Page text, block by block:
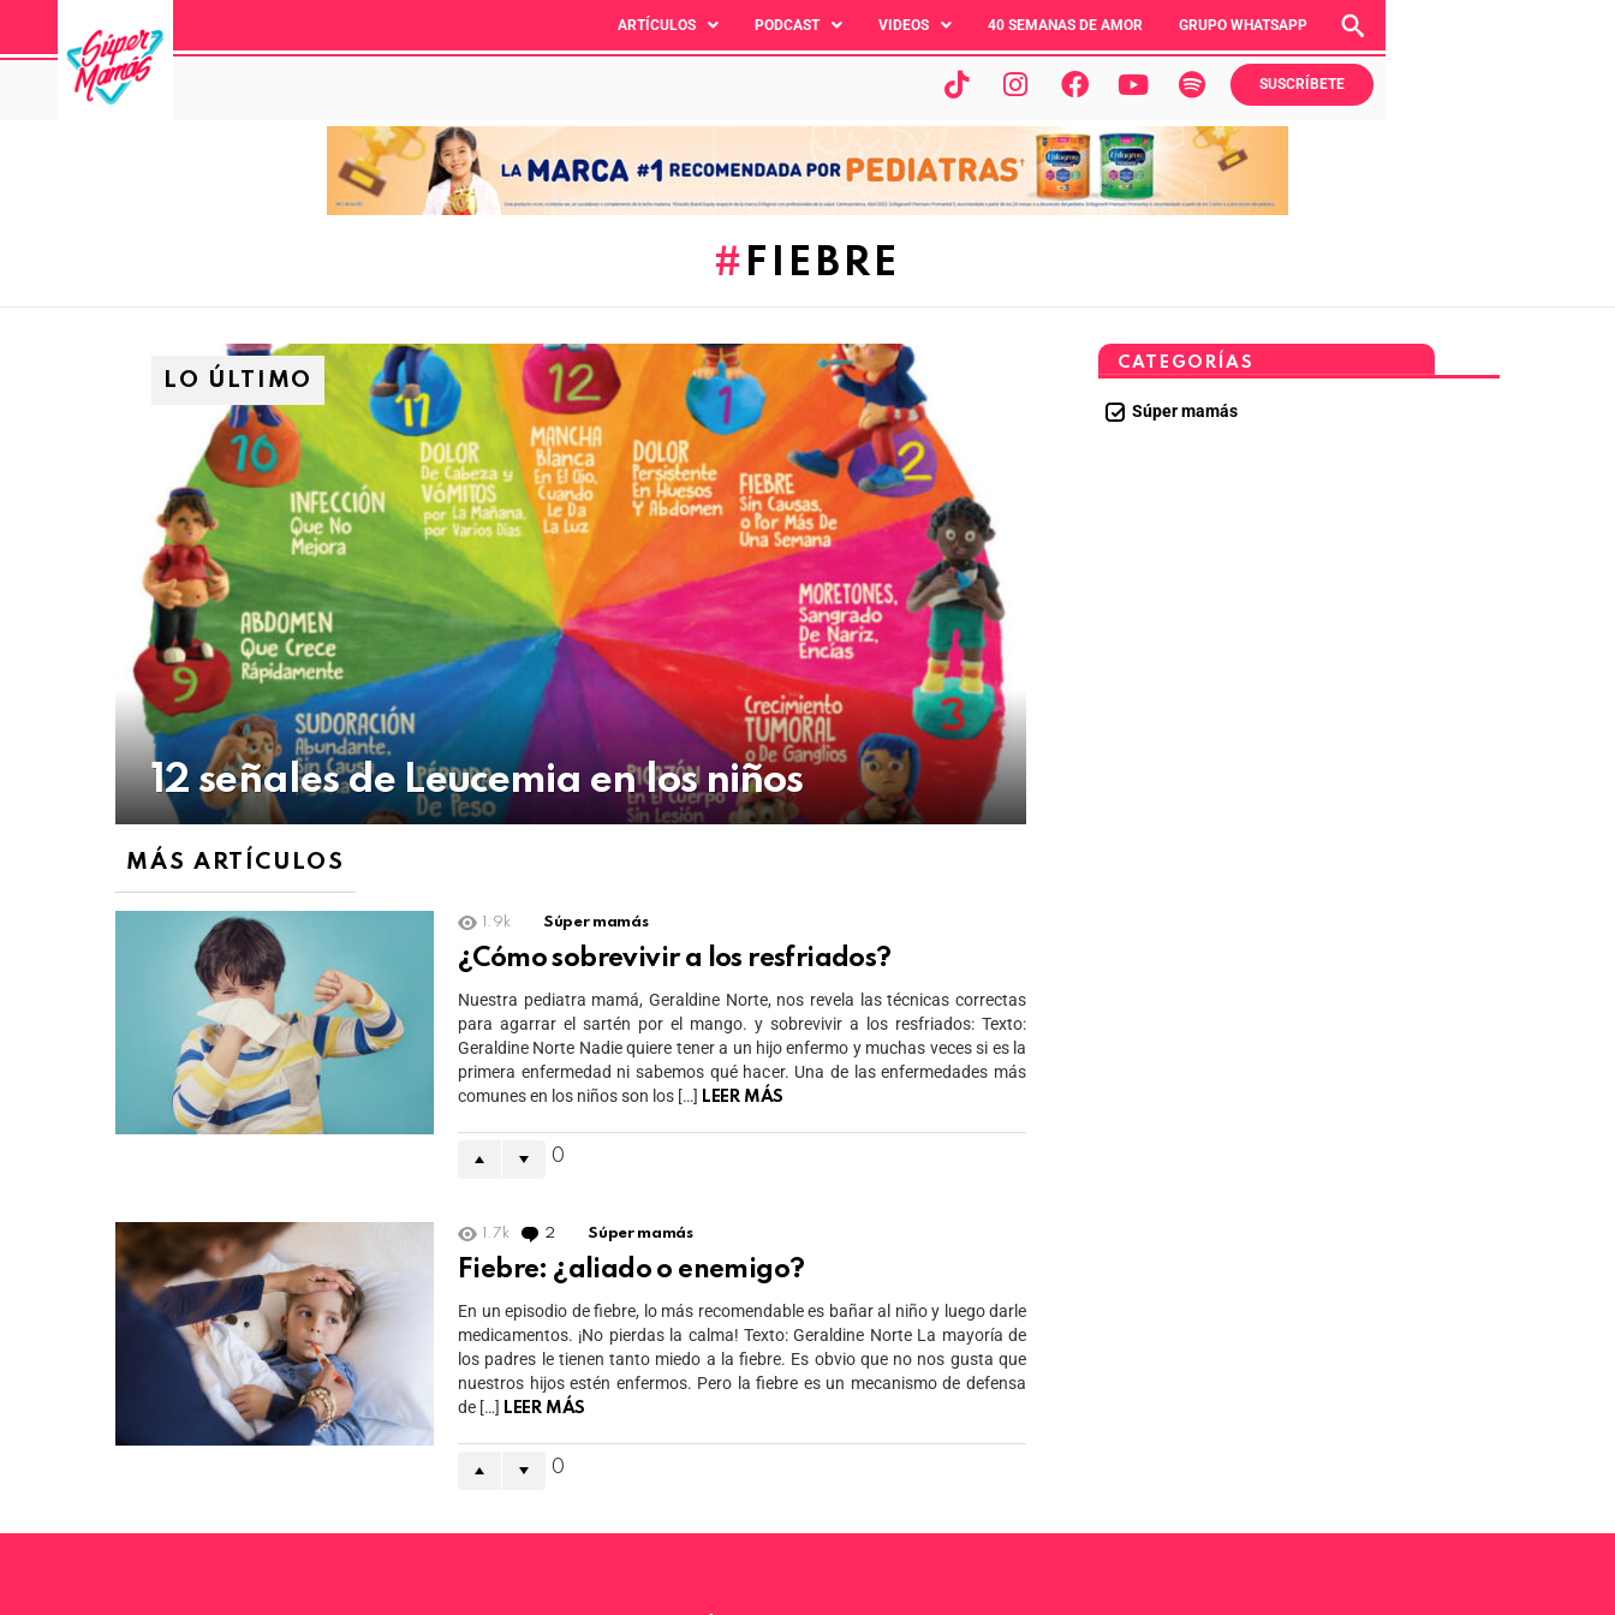
ARTÍCULOS PODCAST VIDEOS 40 SEMANAS DE AMOR GRUPO WHATSAPP
SUSCRÍBETE
FIEBRE
LO ÚLTIMO
12 señales de Leucemia en los niños
MÁS ARTÍCULOS
1.9k Súper mamás
¿Cómo sobrevivir a los resfriados?
Nuestra pediatra mamá, Geraldine Norte, nos revela las técnicas correctas
para agarrar el sartén por el mango. y sobrevivir a los resfriados: Texto:
Geraldine Norte Nadie quiere tener a un hijo enfermo y muchas veces si es la
primera enfermedad ni sabemos qué hacer. Una de las enfermedades más
comunes en los niños son los […] LEER MÁS
0
1.7k 2 Comments
Súper mamás
Fiebre: ¿aliado o enemigo?
En un episodio de fiebre, lo más recomendable es bañar al niño y luego darle
medicamentos. ¡No pierdas la calma! Texto: Geraldine Norte La mayoría de
los padres le tienen tanto miedo a la fiebre. Es obvio que no nos gusta que
nuestros hijos estén enfermos. Pero la fiebre es un mecanismo de defensa
de […] LEER MÁS
0
CATEGORÍAS
Súper mamás